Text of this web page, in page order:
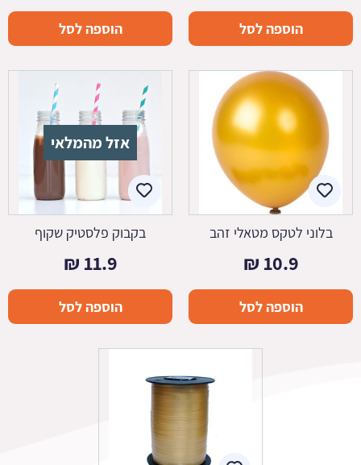
הוספה לסל הוספה לסל
בלוני לטקס מטאלי זהב
10.9
₪
הוספה לסל
אזל מהמלאי
בקבוק פלסטיק שקוף
11.9
₪
הוספה לסל